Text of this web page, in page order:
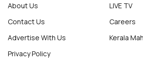
About Us
Contact Us
Advertise With Us
Privacy Policy
LIVE TV
Careers
Kerala